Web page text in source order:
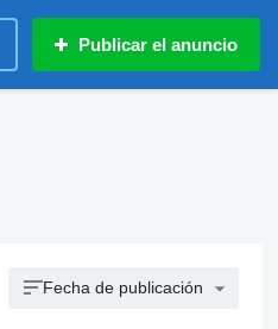
Publicar el anuncio
Fecha de publicación